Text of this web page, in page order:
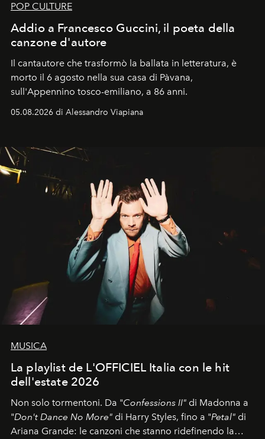
POP CULTURE
Addio a Francesco Guccini, il poeta della
canzone d'autore
Il cantautore che trasformò la ballata in letteratura, è
morto il 6 agosto nella sua casa di Pàvana,
sull'Appennino tosco-emiliano, a 86 anni.
05.08.2026 di Alessandro Viapiana
MUSICA
La playlist de L'OFFICIEL Italia con le hit
dell'estate 2026
Non solo tormentoni. Da "Confessions II" di Madonna a
"Don't Dance No More" di Harry Styles, fino a "Petal" di
Ariana Grande: le canzoni che stanno ridefinendo la